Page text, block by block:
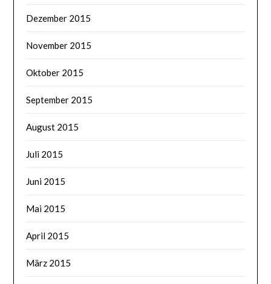
Dezember 2015
November 2015
Oktober 2015
September 2015
August 2015
Juli 2015
Juni 2015
Mai 2015
April 2015
März 2015